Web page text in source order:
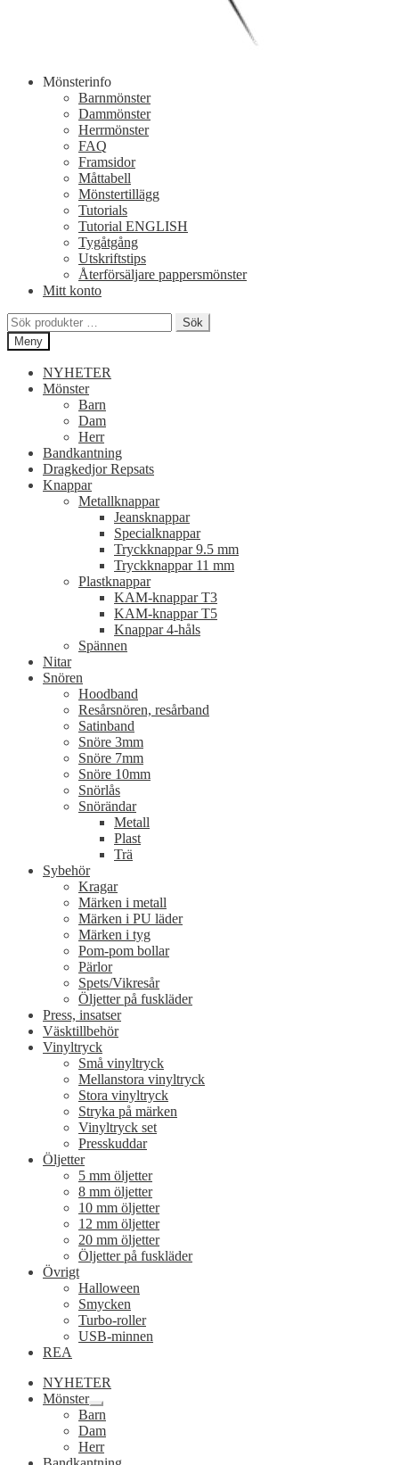
Mönsterinfo
Barnmönster
Dammönster
Herrmönster
FAQ
Framsidor
Måttabell
Mönstertillägg
Tutorials
Tutorial ENGLISH
Tygåtgång
Utskriftstips
Återförsäljare pappersmönster
Mitt konto
Sök
efter:
Sök
Meny
NYHETER
Mönster
Barn
Dam
Herr
Bandkantning
Dragkedjor Repsats
Knappar
Metallknappar
Jeansknappar
Specialknappar
Tryckknappar 9.5 mm
Tryckknappar 11 mm
Plastknappar
KAM-knappar T3
KAM-knappar T5
Knappar 4-håls
Spännen
Nitar
Snören
Hoodband
Resårsnören, resårband
Satinband
Snöre 3mm
Snöre 7mm
Snöre 10mm
Snörlås
Snörändar
Metall
Plast
Trä
Sybehör
Kragar
Märken i metall
Märken i PU läder
Märken i tyg
Pom-pom bollar
Pärlor
Spets/Vikresår
Öljetter på fuskläder
Press, insatser
Väsktillbehör
Vinyltryck
Små vinyltryck
Mellanstora vinyltryck
Stora vinyltryck
Stryka på märken
Vinyltryck set
Presskuddar
Öljetter
5 mm öljetter
8 mm öljetter
10 mm öljetter
12 mm öljetter
20 mm öljetter
Öljetter på fuskläder
Övrigt
Halloween
Smycken
Turbo-roller
USB-minnen
REA
NYHETER
Mönster
Expandera
undermeny
Barn
Dam
Herr